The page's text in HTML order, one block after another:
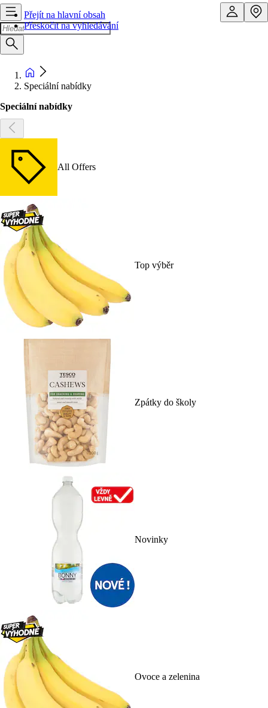
Přejít na hlavní obsah
Přeskočit na vyhledávání
Speciální nabídky
Speciální nabídky
All Offers
Top výběr
Zpátky do školy
Novinky
Ovoce a zelenina